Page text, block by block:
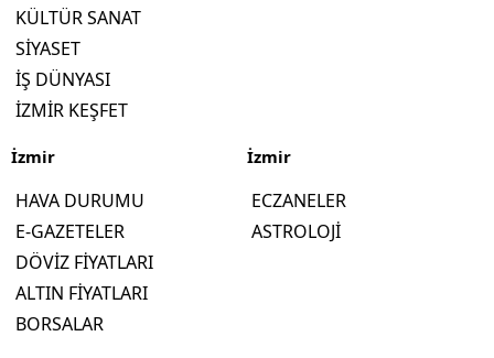
KÜLTÜR SANAT
SİYASET
İŞ DÜNYASI
İZMİR KEŞFET
İzmir
HAVA DURUMU
E-GAZETELER
DÖVİZ FİYATLARI
ALTIN FİYATLARI
BORSALAR
İzmir
ECZANELER
ASTROLOJİ